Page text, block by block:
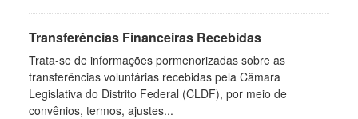
Transferências Financeiras Recebidas
Trata-se de informações pormenorizadas sobre as
transferências voluntárias recebidas pela Câmara
Legislativa do Distrito Federal (CLDF), por meio de
convênios, termos, ajustes...